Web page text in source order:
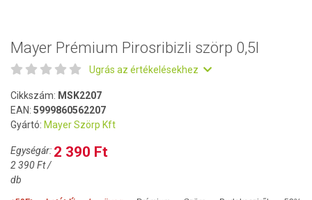
Mayer Prémium Pirosribizli szörp 0,5l
Ugrás az értékelésekhez
Cikkszám: MSK2207
EAN: 5999860562207
Gyártó: Mayer Szörp Kft
2 390 Ft
Egységár:
2 390 Ft /
db